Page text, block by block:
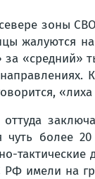
зоны
жалуются
«средний»
чуть более
имели на